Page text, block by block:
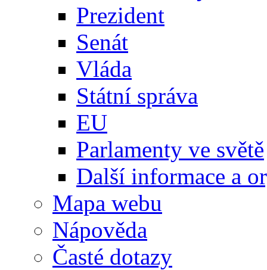
Prezident
Senát
Vláda
Státní správa
EU
Parlamenty ve světě
Další informace a
Mapa webu
Nápověda
Časté dotazy